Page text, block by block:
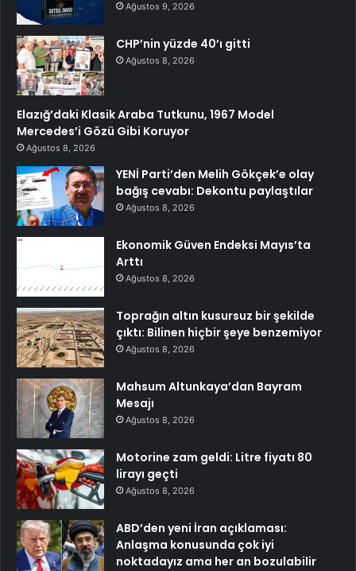
Ağustos 9, 2026
CHP’nin yüzde 40’ı gitti
Ağustos 8, 2026
Elazığ’daki Klasik Araba Tutkunu, 1967 Model
Mercedes’i Gözü Gibi Koruyor
Ağustos 8, 2026
YENİ Parti’den Melih Gökçek’e olay
bağış cevabı: Dekontu paylaştılar
Ağustos 8, 2026
Ekonomik Güven Endeksi Mayıs’ta
Arttı
Ağustos 8, 2026
Toprağın altın kusursuz bir şekilde
çıktı: Bilinen hiçbir şeye benzemiyor
Ağustos 8, 2026
Mahsum Altunkaya’dan Bayram
Mesajı
Ağustos 8, 2026
Motorine zam geldi: Litre fiyatı 80
lirayı geçti
Ağustos 8, 2026
ABD’den yeni İran açıklaması:
Anlaşma konusunda çok iyi
noktadayız ama her an bozulabilir